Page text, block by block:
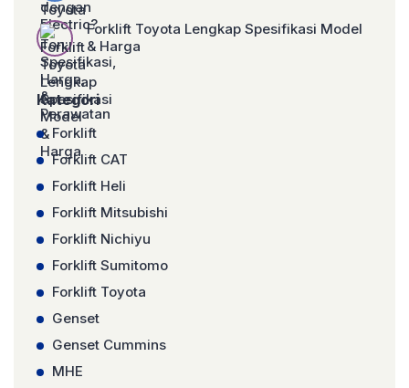
Forklift Toyota Lengkap Spesifikasi Model
& Harga
Kategori
Forklift
Forklift CAT
Forklift Heli
Forklift Mitsubishi
Forklift Nichiyu
Forklift Sumitomo
Forklift Toyota
Genset
Genset Cummins
MHE